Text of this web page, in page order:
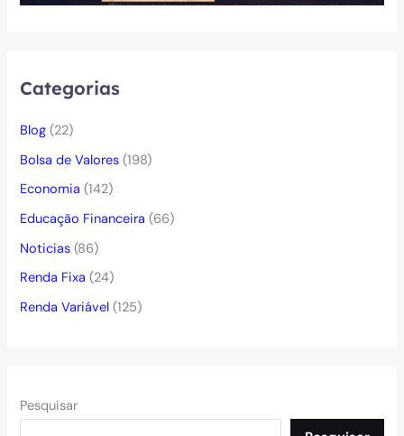
Categorias
Blog (22)
Bolsa de Valores (198)
Economia (142)
Educação Financeira (66)
Noticias (86)
Renda Fixa (24)
Renda Variável (125)
Pesquisar